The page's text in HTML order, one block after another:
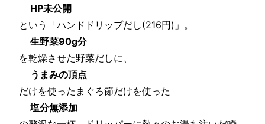
HP未公開
という「ハンドドリップだし(216円)」。
生野菜90g分
を乾燥させた野菜だしに、
うまみの頂点
だけを使ったまぐろ節だけを使った
塩分無添加